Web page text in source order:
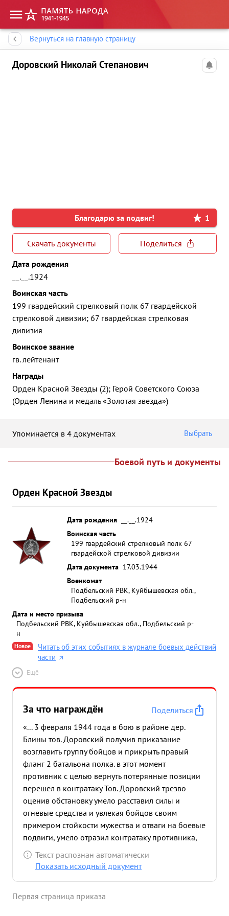
Вернуться на главную страницу
Доровский Николай Степанович
Благодарю за подвиг! 1
Скачать документы
Поделиться
Дата рождения
__.__.1924
Воинская часть
199 гвардейский стрелковый полк 67 гвардейской
стрелковой дивизии; 67 гвардейская стрелковая
дивизия
Воинское звание
гв. лейтенант
Награды
Орден Красной Звезды (2); Герой Советского Союза
(Орден Ленина и медаль «Золотая звезда»)
Упоминается в 4 документах Выбрать
Боевой путь и документы
Орден Красной Звезды
Дата рождения
__.__.1924
Воинская часть
199 гвардейский стрелковый полк 67
гвардейской стрелковой дивизии
Дата документа 17.03.1944
Военкомат
Подбельский РВК, Куйбышевская обл.,
Подбельский р-н
Дата и место призыва
Подбельский РВК, Куйбышевская обл., Подбельский р-
н
Новое
Читать об этих событиях в журнале боевых действий
части
Ещё
За что награждён
Поделиться
«... 3 февраля 1944 года в бою в районе дер.
Блины тов. Доровский получив приказание
возглавить группу бойцов и прикрыть правый
фланг 2 батальона полка. в этот момент
противник с целью вернуть потерянные позиции
перешел в контратаку Тов. Доровский трезво
оценив обстановку умело расставил силы и
огневые средства и увлекая бойцов своим
примером стойкости мужества и отваги на боевые
подвиги, умело отразил контратаку противника,
прочно удержав завоеванный рубеж. Уничтожив
при этом до 30 гитлеровцев. За проявленный
ЗВЕЗДЫ". ...»
Текст распознан автоматически
Показать исходный документ
Первая страница приказа
Память народа